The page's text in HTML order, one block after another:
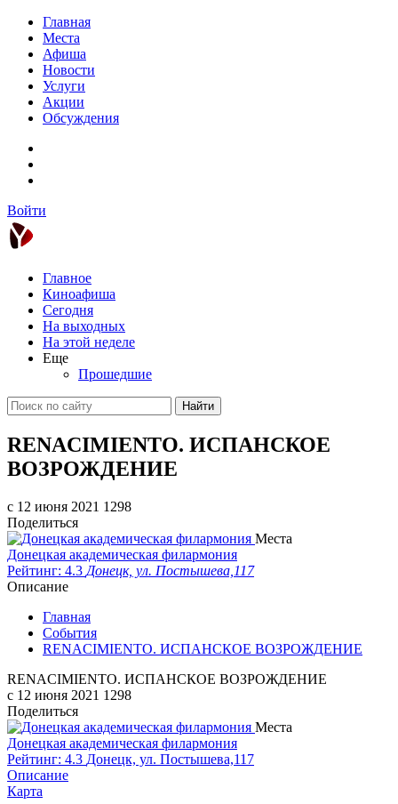
Главная
Места
Афиша
Новости
Услуги
Акции
Обсуждения
Войти
Главное
Киноафиша
Сегодня
На выходных
На этой неделе
Еще
Прошедшие
Найти
RENACIMIENTO. ИСПАНСКОЕ
ВОЗРОЖДЕНИЕ
c 12 июня 2021 1298
Поделиться
Места
Донецкая академическая филармония
Рейтинг: 4.3 Донецк, ул. Постышева,117
Описание
Главная
События
RENACIMIENTO. ИСПАНСКОЕ ВОЗРОЖДЕНИЕ
RENACIMIENTO. ИСПАНСКОЕ ВОЗРОЖДЕНИЕ
c 12 июня 2021 1298
Поделиться
Места
Донецкая академическая филармония
Рейтинг: 4.3 Донецк, ул. Постышева,117
Описание
Карта